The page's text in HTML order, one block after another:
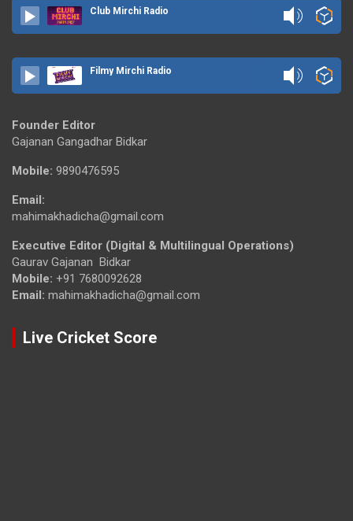
Club Mirchi Radio
Filmy Mirchi Radio
Founder Editor
Gajanan Gangadhar Bidkar
Mobile: 9890476595
Email:
mahimakhadicha@gmail.com
Executive Editor (Digital & Multilingual Operations)
Gaurav Gajanan Bidkar
Mobile: +91 7680092628
Email: mahimakhadicha@gmail.com
Live Cricket Score